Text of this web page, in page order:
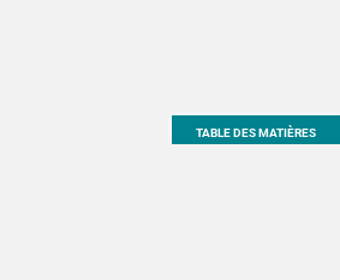
TABLE DES MATIÈRES